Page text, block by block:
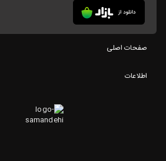
صفحات اصلی
اطلاعات